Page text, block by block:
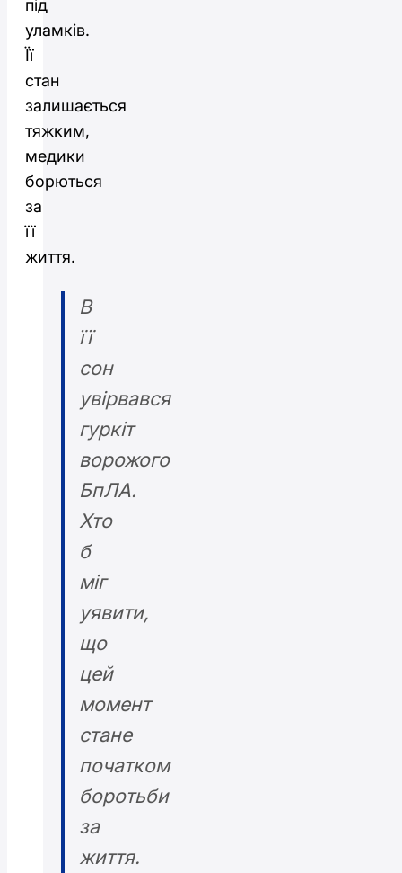
під
уламків.
Її
стан
залишається
тяжким,
медики
борються
за
її
життя.
В
її
сон
увірвався
гуркіт
ворожого
БпЛА.
Хто
б
міг
уявити,
що
цей
момент
стане
початком
боротьби
за
життя.